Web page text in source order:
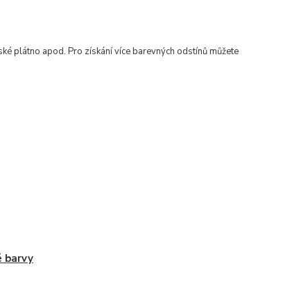
plátno apod. Pro získání více barevných odstínů můžete
barvy